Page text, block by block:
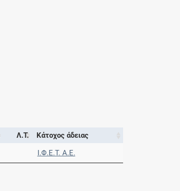
Λ.Τ.
Κάτοχος άδειας
Ι.Φ.Ε.Τ. A.E.